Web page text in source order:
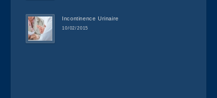
Incontinence Urinaire
10/02/2015